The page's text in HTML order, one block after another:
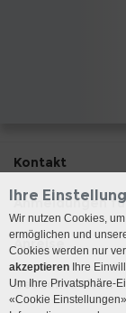
Kontakt
Anmeldungen
Anreise
Besuchszeiten
Ihre
Wir nutzen Cookies,
ermöglichen und
Cookies werden nur
akzeptieren Ihre
Um Ihre Privatsphäre-
«Cookie